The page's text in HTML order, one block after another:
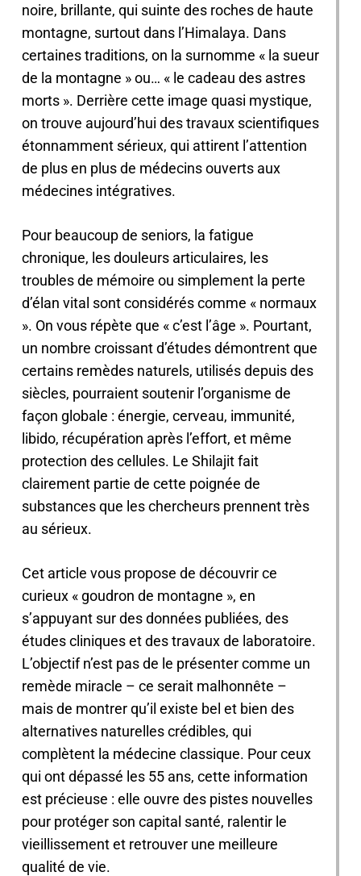
noire, brillante, qui suinte des roches de haute
montagne, surtout dans l’Himalaya. Dans
certaines traditions, on la surnomme « la sueur
de la montagne » ou… « le cadeau des astres
morts ». Derrière cette image quasi mystique,
on trouve aujourd’hui des travaux scientifiques
étonnamment sérieux, qui attirent l’attention
de plus en plus de médecins ouverts aux
médecines intégratives.
Pour beaucoup de seniors, la fatigue
chronique, les douleurs articulaires, les
troubles de mémoire ou simplement la perte
d’élan vital sont considérés comme « normaux
». On vous répète que « c’est l’âge ». Pourtant,
un nombre croissant d’études démontrent que
certains remèdes naturels, utilisés depuis des
siècles, pourraient soutenir l’organisme de
façon globale : énergie, cerveau, immunité,
libido, récupération après l’effort, et même
protection des cellules. Le Shilajit fait
clairement partie de cette poignée de
substances que les chercheurs prennent très
au sérieux.
Cet article vous propose de découvrir ce
curieux « goudron de montagne », en
s’appuyant sur des données publiées, des
études cliniques et des travaux de laboratoire.
L’objectif n’est pas de le présenter comme un
remède miracle – ce serait malhonnête –
mais de montrer qu’il existe bel et bien des
alternatives naturelles crédibles, qui
complètent la médecine classique. Pour ceux
qui ont dépassé les 55 ans, cette information
est précieuse : elle ouvre des pistes nouvelles
pour protéger son capital santé, ralentir le
vieillissement et retrouver une meilleure
qualité de vie.